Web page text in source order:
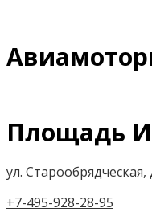
Площадь
ул.
+7-495-928-28-95